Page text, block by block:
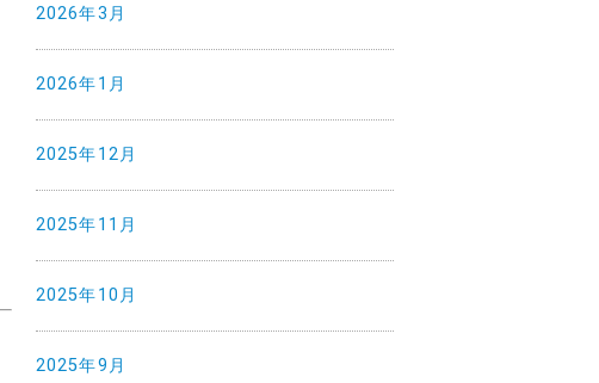
2026年3月
2026年1月
2025年12月
2025年11月
2025年10月
2025年9月